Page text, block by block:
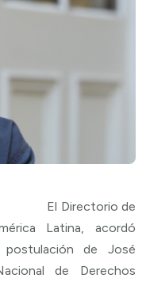
El Directorio de
Latina, acordó
de José
de Derechos